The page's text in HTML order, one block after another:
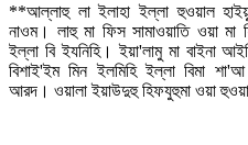
**আল্লাহু লা ইলাহা ইল্লা হুওয়াল
নাওম। লাহু মা ফিস সামাওয়াতি ওয়া মা
ইল্লা বি ইযনিহি। ইয়া'লামু মা বাইনা
বিশাই'ইম মিন ইলমিহি ইল্লা বিমা
আরদ। ওয়ালা ইয়াউদুহু হিফযুহুমা ওয়া